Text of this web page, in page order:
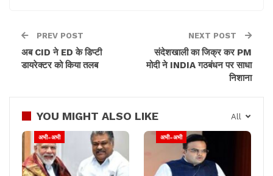
टीम प्रैक्टिस करेगी। छह मार्च को टीम इंडिया सुबह के सैशन में
जबकि इगलैंड की टीम दूसरे सत्र में प्रैक्टिस के लिए स्टेडियम
पंहुचेंगी।
PREV POST
अब CID ने ED के डिप्टी
डायरेक्टर को किया तलब
NEXT POST
संदेशखाली का जिक्र कर PM
मोदी ने INDIA गठबंधन पर साधा
निशाना
All
YOU MIGHT ALSO LIKE
अभी-अभी अभी-अभी